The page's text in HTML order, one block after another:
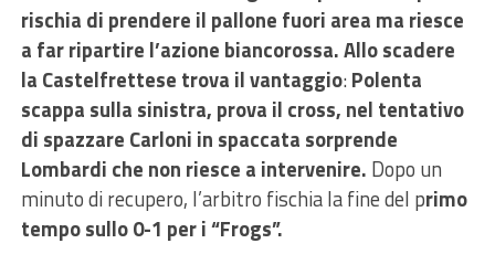
rischia di prendere il pallone fuori area ma riesce
a far ripartire l’azione biancorossa.Allo scadere
la Castelfrettese trova il vantaggio:Polenta
scappa sulla sinistra, prova il cross, nel tentativo
di spazzare Carloni in spaccata sorprende
Lombardi che non riesce a intervenire. Dopo un
minuto di recupero, l’arbitro fischia la fine del primo
tempo sullo 0-1 per i “Frogs”.